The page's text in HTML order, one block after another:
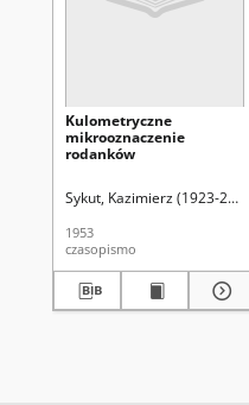
Kulometryczne
mikrooznaczenie
rodanków
Sykut, Kazimierz (1923-2019)
1953
czasopismo